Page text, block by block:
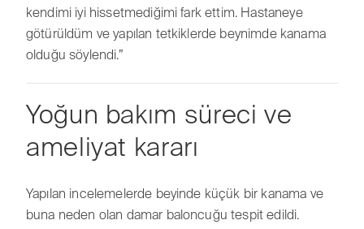
kendimi iyi hissetmediğimi fark ettim. Hastaneye
götürüldüm ve yapılan tetkiklerde beynimde kanama
olduğu söylendi.”
Yoğun bakım süreci ve
ameliyat kararı
Yapılan incelemelerde beyinde küçük bir kanama ve
buna neden olan damar baloncuğu tespit edildi.